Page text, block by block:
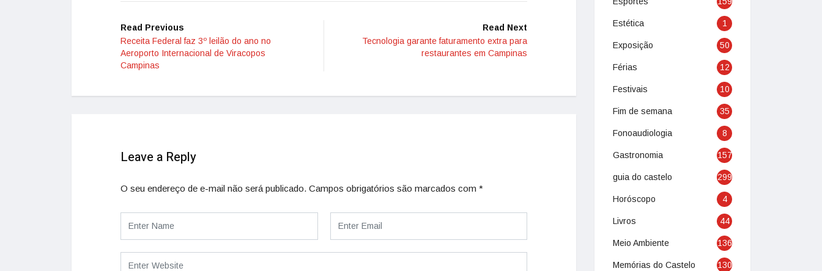
Read Previous
Receita Federal faz 3º leilão do ano no
Aeroporto Internacional de Viracopos
Campinas
Read Next
Tecnologia garante faturamento extra para
restaurantes em Campinas
Leave a Reply
O seu endereço de e-mail não será publicado. Campos obrigatórios são marcados com *
Estética 1
Exposição 50
Férias 12
Festivais 10
Fim de semana 35
Fonoaudiologia 8
Gastronomia 157
guia do castelo 299
Horóscopo 4
Livros 44
Meio Ambiente 136
Memórias do Castelo 130